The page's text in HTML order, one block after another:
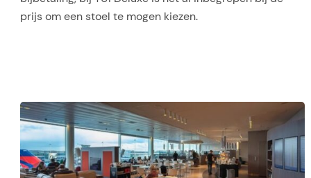
prijs om een stoel te mogen kiezen.